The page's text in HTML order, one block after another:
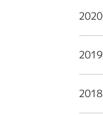
2020
2019
2018